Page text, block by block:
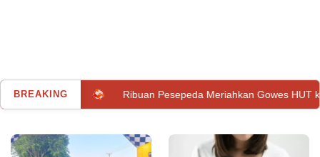
BREAKINGRibuan Pesepeda Meriahkan Gowes HUT ke 1 Kodam